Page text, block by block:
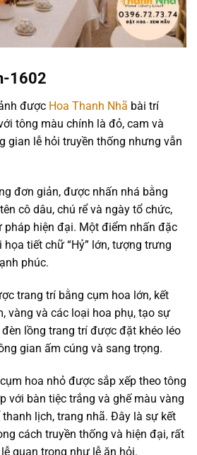
1602
được Hoa Thanh Nhã bài trí
tông màu chính là đỏ, cam và
gian lễ hỏi truyền thống nhưng vẫn
đơn giản, được nhấn nhá bằng
cô dâu, chú rể và ngày tổ chức,
pháp hiện đại. Một điểm nhấn đặc
tiết chữ “Hỷ” lớn, tượng trưng
phúc.
trang trí bằng cụm hoa lớn, kết
vàng và các loại hoa phụ, tạo sự
lồng trang trí được đặt khéo léo
gian ấm cúng và sang trọng.
hoa nhỏ được sắp xếp theo tông
với bàn tiệc trắng và ghế màu vàng
lịch, trang nhã. Đây là sự kết
cách truyền thống và hiện đại, rất
quan trọng như lễ ăn hỏi.